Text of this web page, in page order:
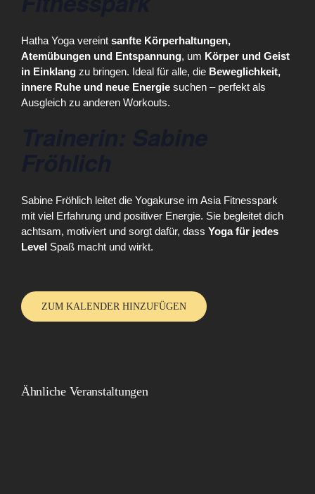
Hatha Yoga vereint sanfte Körperhaltungen,
Atemübungen und Entspannung, um Körper und Geist
in Einklang zu bringen. Ideal für alle, die Beweglichkeit,
innere Ruhe und neue Energie suchen – perfekt als
Ausgleich zu anderen Workouts.
Sabine Fröhlich leitet die Yogakurse im Asia Fitnesspark
mit viel Erfahrung und positiver Energie. Sie begleitet dich
achtsam, motiviert und sorgt dafür, dass Yoga für jedes
Level Spaß macht und wirkt.
ZUM KALENDER HINZUFÜGEN
Ähnliche Veranstaltungen